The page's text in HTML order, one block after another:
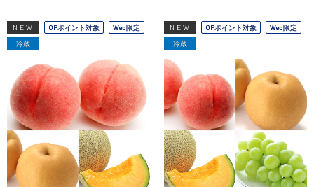
NEW OPポイント対象
Web限定
冷蔵
NEW OPポイント対象
Web限定
冷蔵